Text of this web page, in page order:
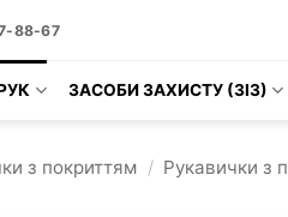
88-67
ЗАСОБИ ЗАХИСТУ (ЗІЗ)
з покриттям / Рукавички з